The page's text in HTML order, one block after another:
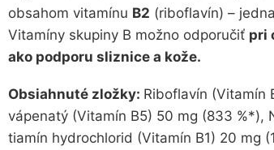
obsahom vitamínu B2 (riboflavín) –
Vitamíny skupiny B možno odporučiť pri
ako podporu sliznice a kože.
Obsiahnuté zložky: Riboflavín (Vitamín
vápenatý (Vitamín B5) 50 mg (833 %*),
tiamín hydrochlorid (Vitamín B1) 20 mg